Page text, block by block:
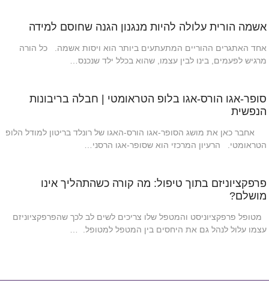
אשמה הורית עלולה להיות מנגנון הגנה שחוסם למידה
אחד האתגרים ההוריים המתעתעים ביותר הוא ויסות אשמה. כל הורה
מרגיש לפעמים, בינו לבין עצמו, שהוא בכלל ילד שנכנס…
סופר-אגו הורס-אגו בלופ הטראומטי | חבלה בריבונות
הנפשית
אחבר כאן את מושג הסופר-אגו הורס-האגו של רונלד בריטון למודל הלופ
הטראומטי. הרעיון המרכזי הוא שסופר-אגו הרסני…
פרפקציוניזם בתוך טיפול: מה קורה כשהתהליך אינו
מושלם?
מטופל פרפקציוניסט והמטפל שלו צריכים לשים לב לכך שהפרפקציוניזם
עצמו עלול לנהל גם את היחסים בין המטפל למטופל. …